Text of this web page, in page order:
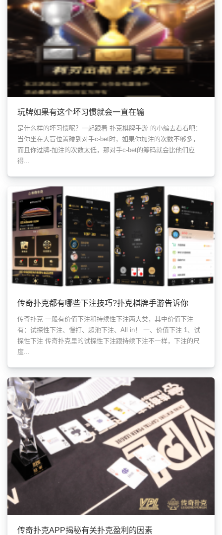
玩牌如果有这个坏习惯就会一直在输
是什么样的坏习惯呢？一起跟着 扑克棋牌手游 的小编去看看吧：
当你坐在大盲位置碰到对手c-bet时，如果你加注的次数不够多，
而且你过牌-加注的次数太低，那对手c-bet的筹码就会比他们应
得...
传奇扑克都有哪些下注技巧?扑克棋牌手游告诉你
传奇扑克 一般有价值下注和持续性下注两大类，其中价值下注
有：试探性下注、慢打、超池下注、All in！ 一、价值下注 1、试
探性下注 传奇扑克里的试探性下注跟持续下注不一样，下注的尺
度...
传奇扑克APP揭秘有关扑克盈利的因素